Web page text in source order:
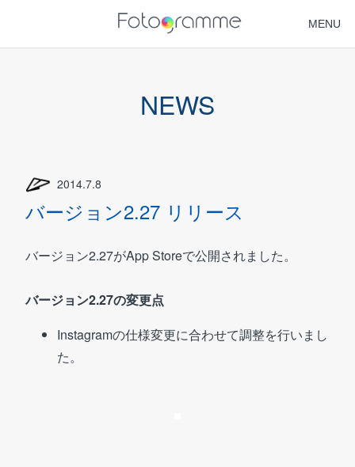
MENU
NEWS
NEWS
2014.7.8
バージョン2.27 リリース
バージョン2.27がApp Storeで公開されました。
バージョン2.27の変更点
Instagramの仕様変更に合わせて調整を行いまし
た。